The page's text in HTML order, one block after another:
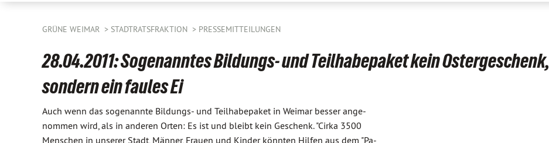
GRÜNE WEIMAR STADTRATSFRAKTION PRESSEMITTEILUNGEN
28.04.2011: Sogenanntes Bildungs- und Teilhabepaket kein Ostergeschenk,
sondern ein faules Ei
Auch wenn das sogenannte Bildungs- und Teilhabepaket in Weimar besser ange-
nommen wird, als in anderen Orten: Es ist und bleibt kein Geschenk. "Cirka 3500
Menschen in unserer Stadt, Männer, Frauen und Kinder könnten Hilfen aus dem "Pa-